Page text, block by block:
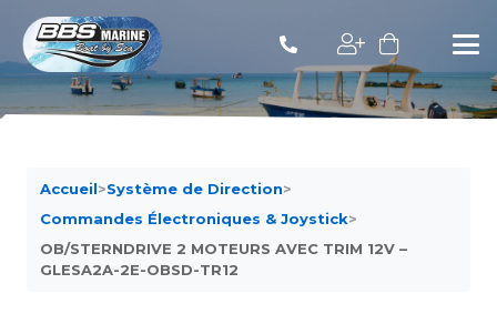
Accueil>Système de Direction>
Commandes Électroniques & Joystick>
OB/STERNDRIVE 2 MOTEURS AVEC TRIM 12V –
GLESA2A-2E-OBSD-TR12